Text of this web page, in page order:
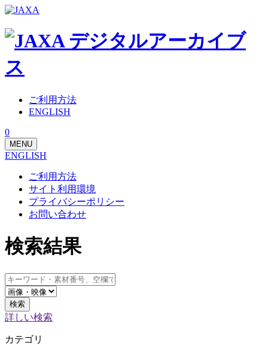
ご利用方法
ENGLISH
0
MENU
ENGLISH
ご利用方法
サイト利用環境
プライバシーポリシー
お問い合わせ
検索結果
検索
詳しい検索
カテゴリ